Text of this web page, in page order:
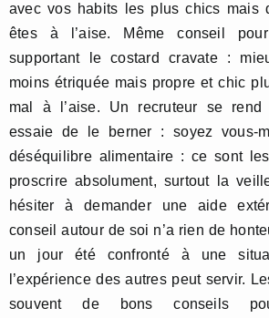
avec vos habits les plus chics mais
êtes à l’aise. Même conseil
supportant le costard cravate :
moins étriquée mais propre et chic
mal à l’aise. Un recruteur se rend
essaie de le berner : soyez vous-
déséquilibre alimentaire : ce sont
proscrire absolument, surtout la
hésiter à demander une aide
conseil autour de soi n’a rien de
un jour été confronté à une
l’expérience des autres peut servir.
souvent de bons conseils